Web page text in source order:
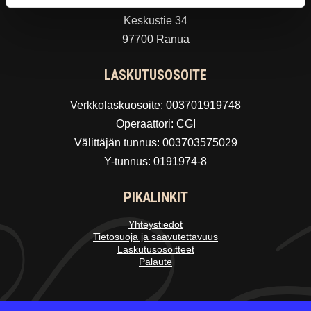
Keskustie 34
97700 Ranua
LASKUTUSOSOITE
Verkkolaskuosoite: 003701919748
Operaattori: CGI
Välittäjän tunnus: 003703575029
Y-tunnus: 0191974-8
PIKALINKIT
Yhteystiedot
Tietosuoja ja saavutettavuus
Laskutusosoitteet
Palaute